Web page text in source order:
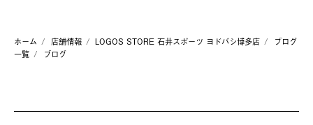
ホーム 店舗情報 LOGOS STORE 石井スポーツ ヨドバシ博多店
ブログ
一覧
ブログ